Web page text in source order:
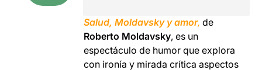
Salud, Moldavsky y amor, de
Roberto Moldavsky, es un
espectáculo de humor que explora
con ironía y mirada crítica aspectos